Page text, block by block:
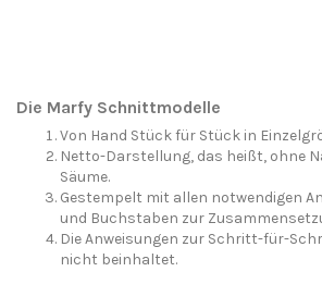
Die Marfy Schnittmodelle
Von Hand Stück für Stück in
Netto-Darstellung, das heißt, ohne
Säume.
Gestempelt mit allen notwendigen
und Buchstaben zur
Die Anweisungen zur Schritt-für-
nicht beinhaltet.